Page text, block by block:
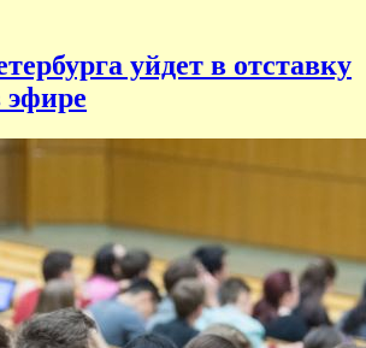
уйдет в отставку
эфире